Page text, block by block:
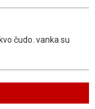
čudo. vanka su